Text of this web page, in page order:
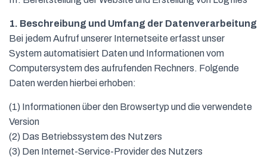
1. Beschreibung und Umfang der Datenverarbeitung
Bei jedem Aufruf unserer Internetseite erfasst unser
System automatisiert Daten und Informationen vom
Computersystem des aufrufenden Rechners. Folgende
Daten werden hierbei erhoben:
(1) Informationen über den Browsertyp und die verwendete
Version
(2) Das Betriebssystem des Nutzers
(3) Den Internet-Service-Provider des Nutzers